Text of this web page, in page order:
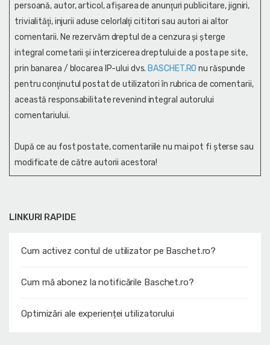
LINKURI RAPIDE
Cum activez contul de utilizator pe Baschet.ro?
Cum mă abonez la notificările Baschet.ro?
Optimizări ale experienței utilizatorului
persoană, autor, articol, afişarea de anunţuri publicitare, jigniri,
trivialităţi, injurii aduse celorlalţi cititori sau autori ai altor
comentarii. Ne rezervăm dreptul de a cenzura și şterge
integral cometarii și interzicerea dreptului de a posta pe site,
prin banarea / blocarea IP-ului dvs. BASCHET.RO nu răspunde
pentru conţinutul postat de utilizatori în rubrica de comentarii,
această responsabilitate revenind integral autorului
comentariului.
După ce au fost postate, comentariile nu mai pot fi șterse sau
modificate de către autorii acestora!